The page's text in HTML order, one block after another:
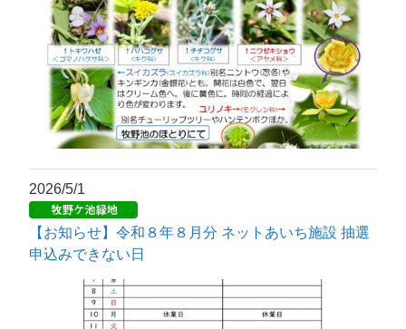
2026/5/1
【お知らせ】令和８年８月分 ネットあいち施設 抽選
申込みできない日